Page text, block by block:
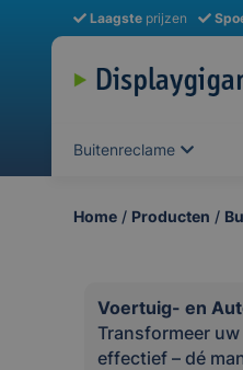
Laagste prijzen
Buitenreclame
Home / Producten /
Voertuig- en
Transformeer
effectief – dé